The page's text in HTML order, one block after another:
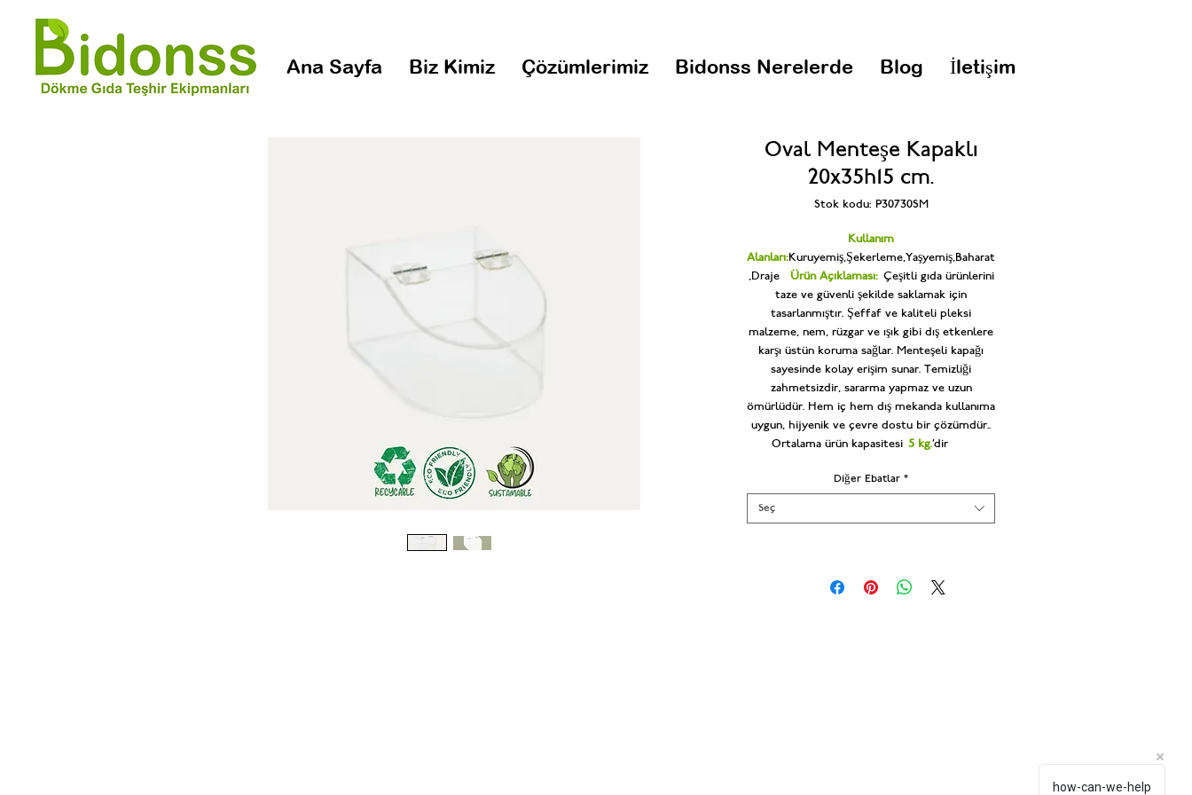
Ana Sayfa Biz Kimiz Çözümlerimiz Bidonss Nerelerde Blog İletişim
Oval Menteşe Kapaklı
20x35h15 cm.
Stok kodu: P30730SM
Kullanım
Alanları:Kuruyemiş,Şekerleme,Yaşyemiş,Baharat
,Draje Ürün Açıklaması: Çeşitli gıda ürünlerini
taze ve güvenli şekilde saklamak için
tasarlanmıştır. Şeffaf ve kaliteli pleksi
malzeme, nem, rüzgar ve ışık gibi dış etkenlere
karşı üstün koruma sağlar. Menteşeli kapağı
sayesinde kolay erişim sunar. Temizliği
zahmetsizdir, sararma yapmaz ve uzun
ömürlüdür. Hem iç hem dış mekanda kullanıma
uygun, hijyenik ve çevre dostu bir çözümdür..
Ortalama ürün kapasitesi 5 kg.’dir
Diğer Ebatlar *
Seç
how-can-we-help